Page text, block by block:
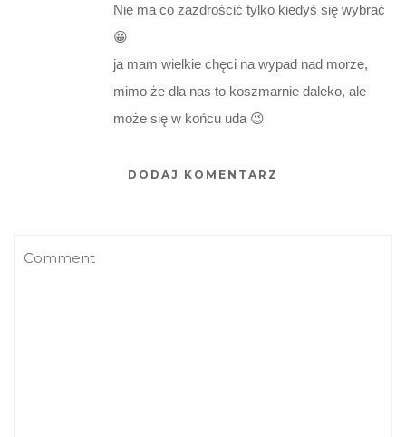
Nie ma co zazdrościć tylko kiedyś się wybrać
😀
ja mam wielkie chęci na wypad nad morze,
mimo że dla nas to koszmarnie daleko, ale
może się w końcu uda 😉
DODAJ KOMENTARZ